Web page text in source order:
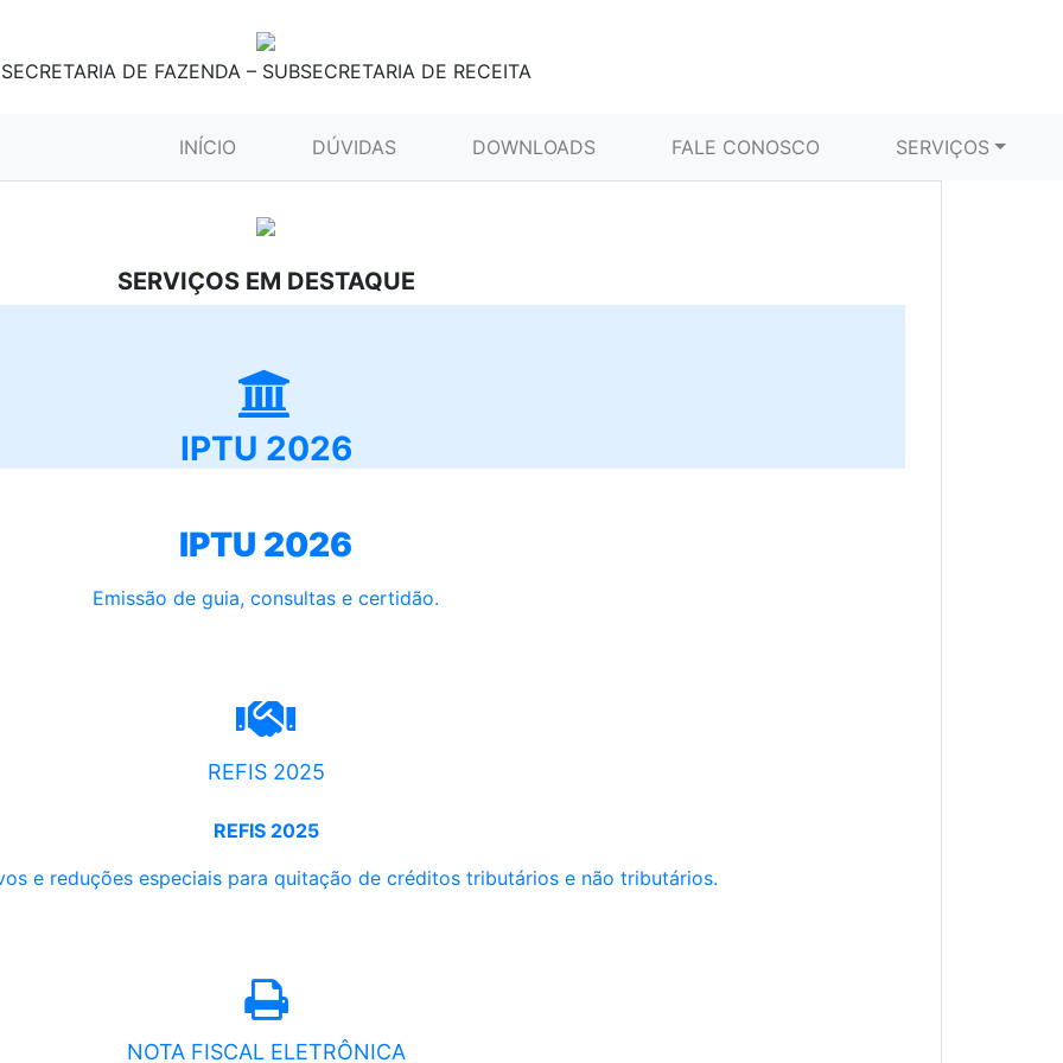
SECRETARIA DE FAZENDA – SUBSECRETARIA DE RECEITA
INÍCIO (CURRENT)DÚVIDAS DOWNLOADS FALE CONOSCO SERVIÇOS
SERVIÇOS EM DESTAQUE
IPTU 2026
IPTU 2026
Emissão de guia, consultas e certidão.
REFIS 2025
REFIS 2025
e reduções especiais para quitação de créditos tributários e não tributários.
NOTA FISCAL ELETRÔNICA